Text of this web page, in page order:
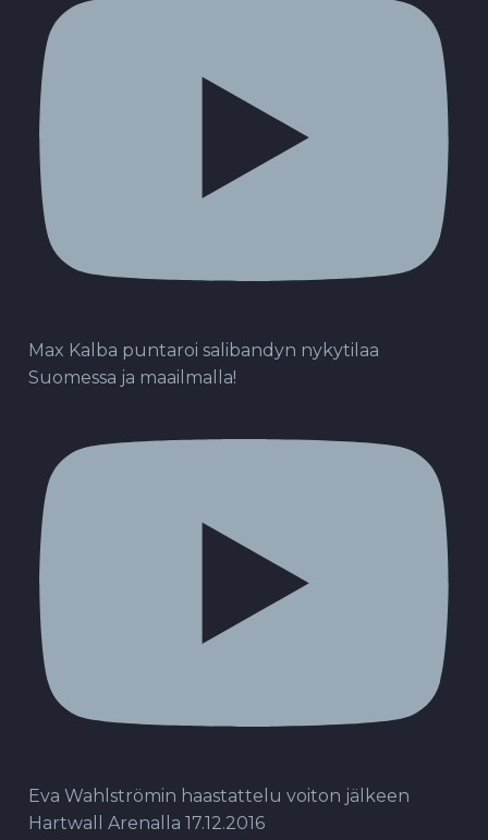
Max Kalba puntaroi salibandyn nykytilaa
Suomessa ja maailmalla!
Eva Wahlströmin haastattelu voiton jälkeen
Hartwall Arenalla 17.12.2016